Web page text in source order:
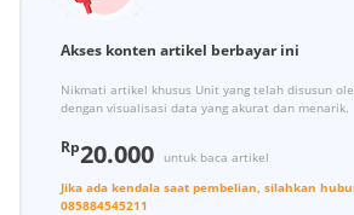
Akses konten artikel berbayar ini
Nikmati artikel khusus Unit yang telah disusun
dengan visualisasi data yang akurat dan menarik.
Rp20.000
untuk baca artikel
Jika ada kendala saat pembelian, silahkan
085884545211